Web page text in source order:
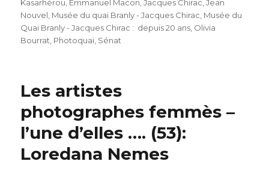
Kasarhérou Emmanuel Macon ,Jacques Chirac ,Jean
Nouvel Musée du quai Branly - Jacques Chirac Musée du
Quai Branly - Jacques Chirac : depuis 20 ans Olivia
Bourrat Photoquai Sénat
Les artistes
photographes femmès –
l’une d’elles …. (53):
Loredana Nemes